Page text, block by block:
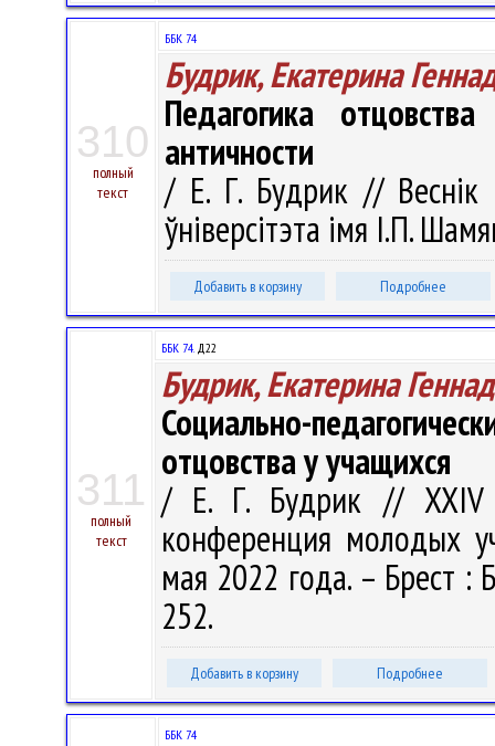
310
полный
текст
ББК 74
Будрик, Екатерина
Педагогика
античности
/ Е. Г. Будрик // Веснік
ўніверсітэта імя І.П.
Добавить в корзину Подробнее
311
полный
текст
ББК 74.Д22
Будрик, Екатерина
Социально-
отцовства у учащихся
/ Е. Г. Будрик // XXIV
конференция молодых
мая 2022 года. – Брест :
252.
Добавить в корзину Подробнее
ББК 74